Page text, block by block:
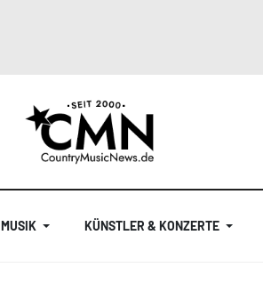
MUSIK KÜNSTLER & KONZERTE